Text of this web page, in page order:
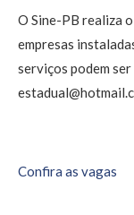
O Sine-PB realiza
empresas
serviços podem
Confira as vagas